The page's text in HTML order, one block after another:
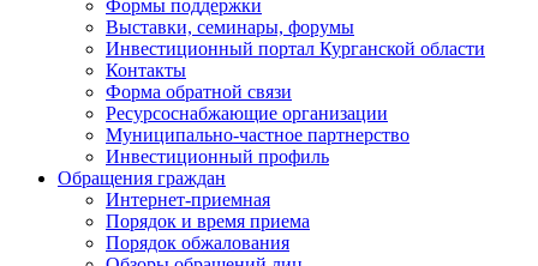
Формы поддержки
Выставки, семинары, форумы
Инвестиционный портал Курганской области
Контакты
Форма обратной связи
Ресурсоснабжающие организации
Муниципально-частное партнерство
Инвестиционный профиль
Обращения граждан
Интернет-приемная
Порядок и время приема
Порядок обжалования